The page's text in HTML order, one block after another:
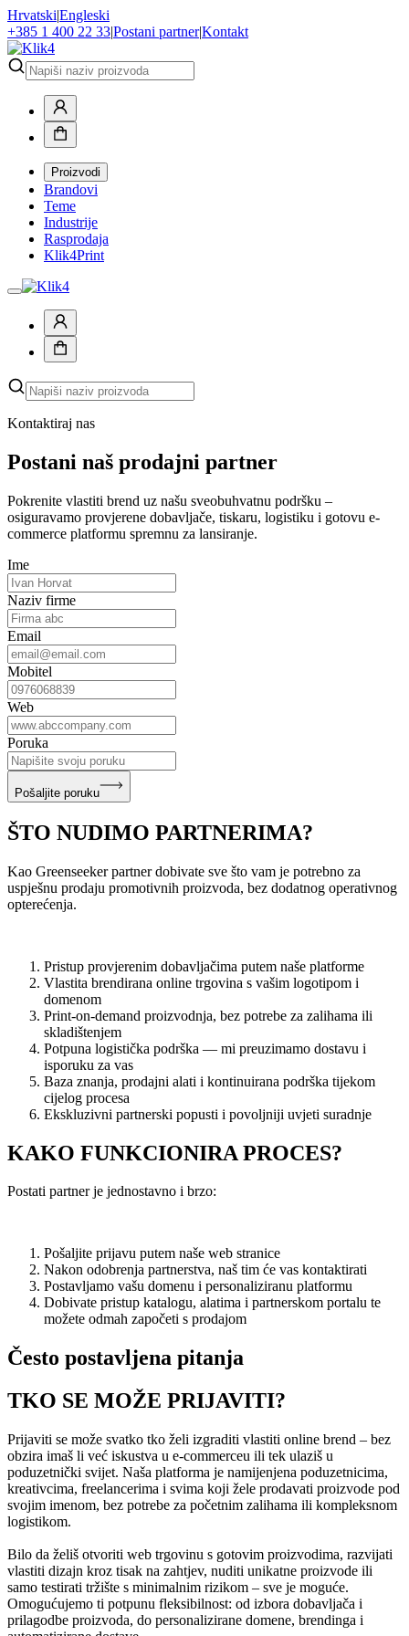
Hrvatski|Engleski
+385 1 400 22 33|Postani partner|Kontakt
Proizvodi
Brandovi
Teme
Industrije
Rasprodaja
Klik4Print
Kontaktiraj nas
Postani naš prodajni partner
Pokrenite vlastiti brend uz našu sveobuhvatnu podršku –
osiguravamo provjerene dobavljače, tiskaru, logistiku i gotovu e-
commerce platformu spremnu za lansiranje.
Ime
Naziv firme
Email
Mobitel
Web
Poruka
Pošaljite poruku
ŠTO NUDIMO PARTNERIMA?
Kao Greenseeker partner dobivate sve što vam je potrebno za
uspješnu prodaju promotivnih proizvoda, bez dodatnog operativnog
opterećenja.
Pristup provjerenim dobavljačima putem naše platforme
Vlastita brendirana online trgovina s vašim logotipom i
domenom
Print-on-demand proizvodnja, bez potrebe za zalihama ili
skladištenjem
Potpuna logistička podrška — mi preuzimamo dostavu i
isporuku za vas
Baza znanja, prodajni alati i kontinuirana podrška tijekom
cijelog procesa
Ekskluzivni partnerski popusti i povoljniji uvjeti suradnje
KAKO FUNKCIONIRA PROCES?
Postati partner je jednostavno i brzo:
Pošaljite prijavu putem naše web stranice
Nakon odobrenja partnerstva, naš tim će vas kontaktirati
Postavljamo vašu domenu i personaliziranu platformu
Dobivate pristup katalogu, alatima i partnerskom portalu te
možete odmah započeti s prodajom
Često postavljena pitanja
TKO SE MOŽE PRIJAVITI?
Prijaviti se može svatko tko želi izgraditi vlastiti online brend – bez
obzira imaš li već iskustva u e-commerceu ili tek ulaziš u
poduzetnički svijet. Naša platforma je namijenjena poduzetnicima,
kreativcima, freelancerima i svima koji žele prodavati proizvode pod
svojim imenom, bez potrebe za početnim zalihama ili kompleksnom
logistikom.
Bilo da želiš otvoriti web trgovinu s gotovim proizvodima, razvijati
vlastiti dizajn kroz tisak na zahtjev, nuditi unikatne proizvode ili
samo testirati tržište s minimalnim rizikom – sve je moguće.
Omogućujemo ti potpunu fleksibilnost: od izbora dobavljača i
prilagodbe proizvoda, do personalizirane domene, brendinga i